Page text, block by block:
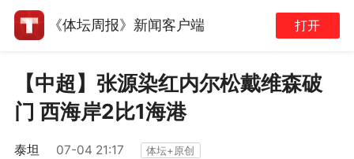
《体坛周报》新闻客户端 打开
【中超】张源染红内尔松戴维森破
门 西海岸2比1海港
泰坦 07-04 21:17 体坛+原创